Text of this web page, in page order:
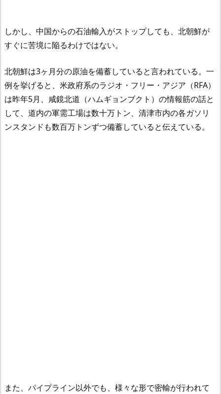
しかし、中国からの石油輸入がストップしても、北朝鮮が
すぐに苦境に陥るわけではない。
北朝鮮は3ヶ月分の原油を備蓄していると言われている。一
例を挙げると、米政府系のラジオ・フリー・アジア（RFA）
は昨年5月、咸鏡北道（ハムギョンブクト）の情報筋の話と
して、道内の軍需工場は数十万トン、清津市内の各ガソリ
ンスタンドも数百万トンずつ備蓄していると伝えている。
また、パイプライン以外でも、様々な形で密輸が行われて